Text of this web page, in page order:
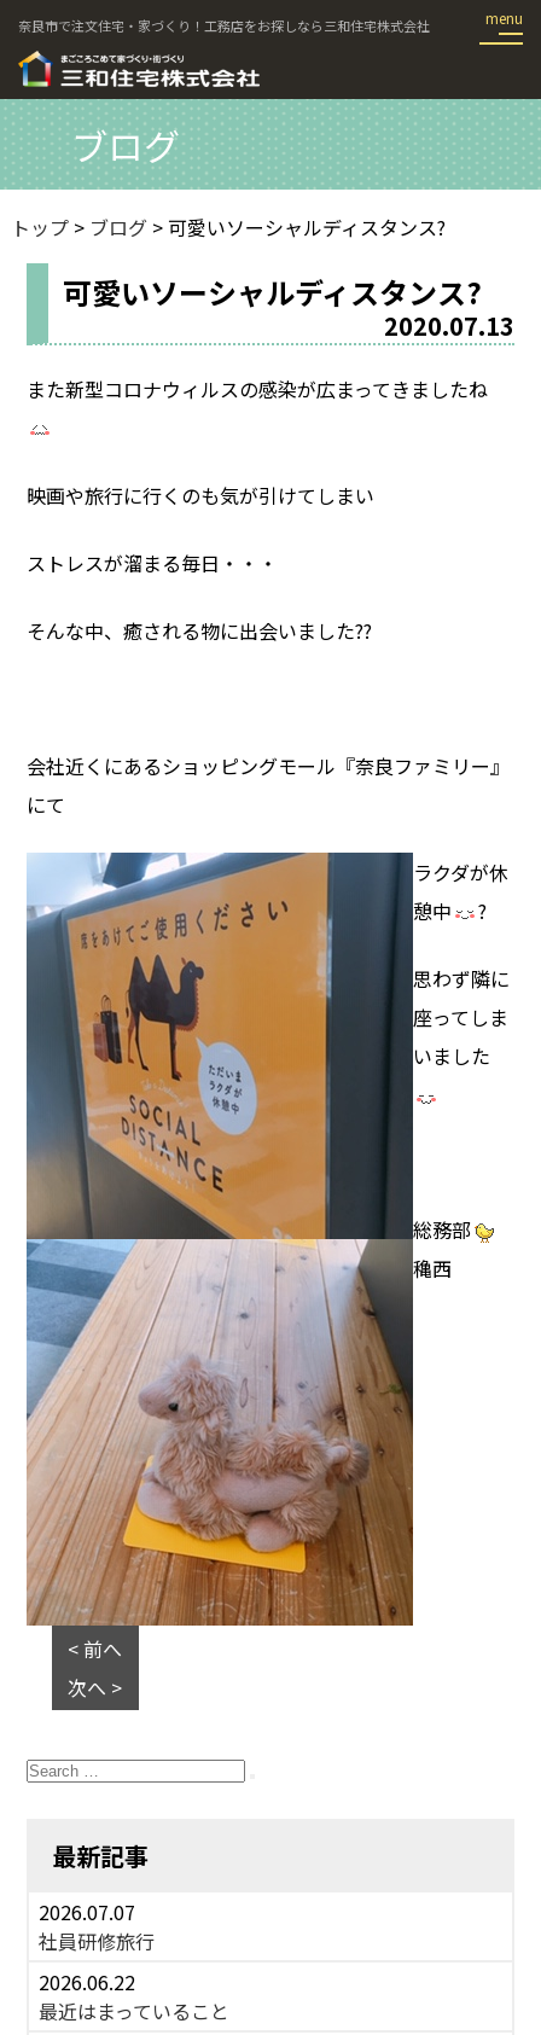
奈良市で注文住宅・家づくり！工務店をお探しなら三和住宅株式会社
ブログ
トップ> ブログ> 可愛いソーシャルディスタンス?
可愛いソーシャルディスタンス?
2020.07.13
また新型コロナウィルスの感染が広まってきましたね
映画や旅行に行くのも気が引けてしまい
ストレスが溜まる毎日・・・
そんな中、癒される物に出会いました??
会社近くにあるショッピングモール『奈良ファミリー』
にて
ラクダが休
憩中
?
思わず隣に
座ってしま
いました
総務部
穐西
< 前へ
次へ >
Search
for:
最新記事
2026.07.07
社員研修旅行
2026.06.22
最近はまっていること